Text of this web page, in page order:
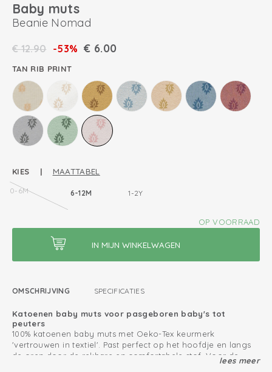
Baby muts
Beanie Nomad
€12.90 -53% € 6.00
TAN RIB PRINT
KIES | MAATTABEL
0-6M 6-12M 1-2Y
OP VOORRAAD
OMSCHRIJVING SPECIFICATIES
Katoenen baby muts voor pasgeboren baby's tot
peuters
100% katoenen baby muts met Oeko-Tex keurmerk
'vertrouwen in textiel'. Past perfect op het hoofdje en langs
de oren door de rekbare en comfortabele stof. Voor de
eerste dagen houden onze newborn mutsjes het hoofdje van
lees meer